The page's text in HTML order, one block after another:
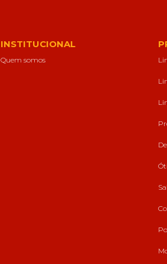
INSTITUCIONAL
Quem somos
Cookies
Para que o
o melhor
do website.
Eu aceito